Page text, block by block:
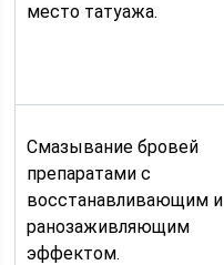
место татуажа.
Смазывание бровей
препаратами с
восстанавливающим и
ранозаживляющим
эффектом.